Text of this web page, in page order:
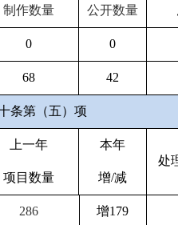
制作数量 公开数量
0 0
68 42
条第（五）项
上一年
项目数量
本年
增/减
处
286 增179